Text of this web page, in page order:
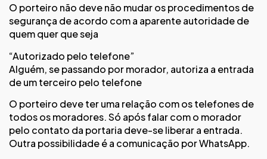
O porteiro não deve não mudar os procedimentos de
segurança de acordo com a aparente autoridade de
quem quer que seja
“Autorizado pelo telefone”
Alguém, se passando por morador, autoriza a entrada
de um terceiro pelo telefone
O porteiro deve ter uma relação com os telefones de
todos os moradores. Só após falar com o morador
pelo contato da portaria deve-se liberar a entrada.
Outra possibilidade é a comunicação por WhatsApp.